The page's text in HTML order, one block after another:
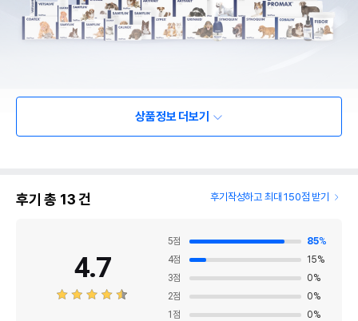
상품정보 더보기
후기 총 13건 후기작성하고 최대 150점 받기
4.7
5점 85%
4점 15%
3점 0%
2점 0%
1 점 0%